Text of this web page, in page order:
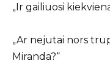
„Ir gailiuosi
„Ar nejutai nors
Miranda?“